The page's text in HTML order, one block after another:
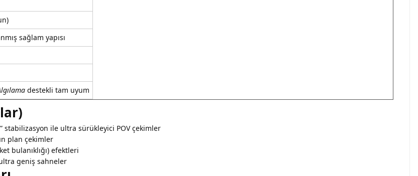
sağlam yapısı
destekli tam uyum
stabilizasyon ile ultra sürükleyici POV çekimler
plan çekimler
bulanıklığı) efektleri
geniş sahneler